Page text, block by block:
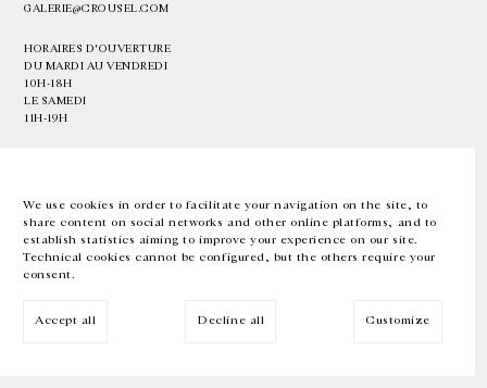
We use cookies in order to facilitate your navigation on the site, to
share content on social networks and other online platforms, and to
establish statistics aiming to improve your experience on our site.
Technical cookies cannot be configured, but the others require your
consent.
Accept all Decline all Customize
GALERIE@CROUSEL.COM
HORAIRES D'OUVERTURE
DU MARDI AU VENDREDI
10H-18H
LE SAMEDI
11H-19H
EN FR 中文 Facebook Instagram
Inscrivez-vous à notre newsletter